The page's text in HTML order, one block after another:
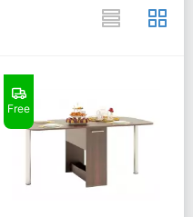
Free